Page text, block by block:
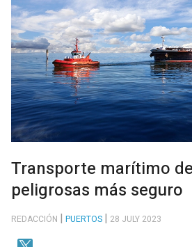
Transporte marítimo
peligrosas más seguro
REDACCIÓN PUERTOS 28 JULY 2023